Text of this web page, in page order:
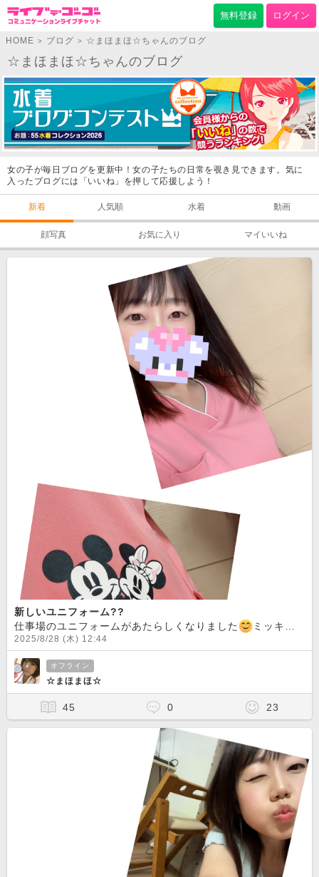
無料登録 ログイン
HOME > ブログ > ☆まほまほ☆ちゃんのブログ
☆まほまほ☆ちゃんのブログ
女の子が毎日ブログを更新中！女の子たちの日常を覗き見できます。気に
入ったブログには「いいね」を押して応援しよう！
新着 人気順 水着 動画
顔写真 お気に入り マイいいね
新しいユニフォーム??
仕事場のユニフォームがあたらしくなりました
ミッキーとミニー
2025/8/28 (木) 12:44
オフライン
☆まほまほ☆
45 0 23